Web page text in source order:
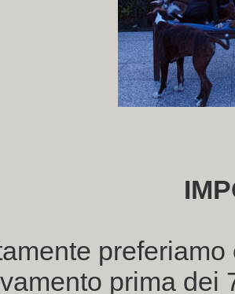
prima dei